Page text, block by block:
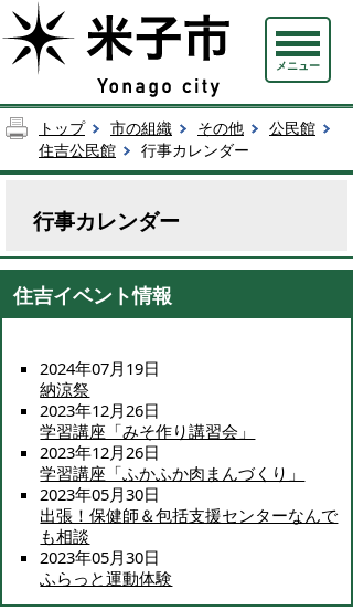
メニュー
トップ 市の組織 その他
公民館
住吉公民館
行事カレンダー
行事カレンダー
住吉イベント情報
2024年07月19日
納涼祭
2023年12月26日
学習講座「みそ作り講習会」
2023年12月26日
学習講座「ふかふか肉まんづくり」
2023年05月30日
出張！保健師＆包括支援センターなんで
も相談
2023年05月30日
ふらっと運動体験